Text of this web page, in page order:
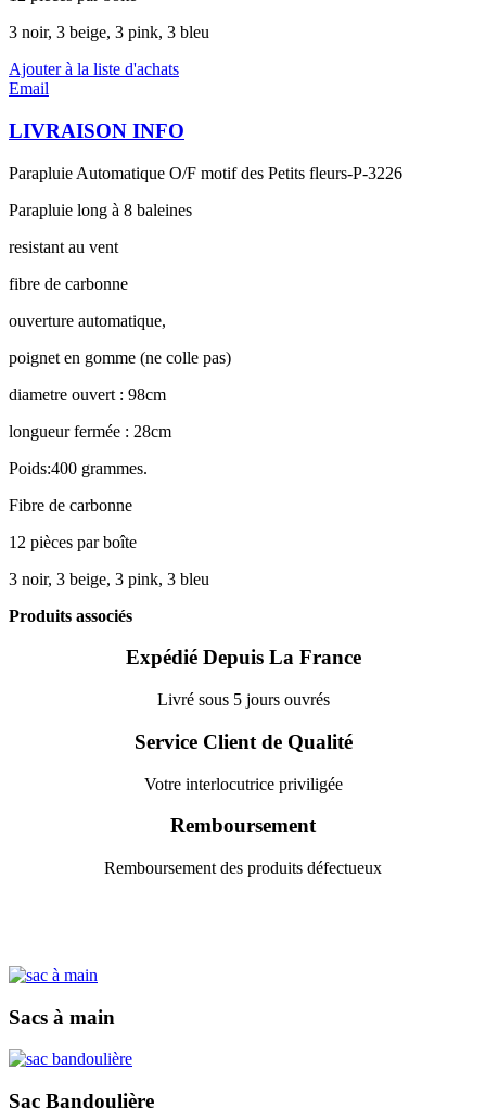
3 noir, 3 beige, 3 pink, 3 bleu
Ajouter à la liste d'achats
Email
LIVRAISON INFO
Parapluie Automatique O/F motif des Petits fleurs-P-3226
Parapluie long à 8 baleines
resistant au vent
fibre de carbonne
ouverture automatique,
poignet en gomme (ne colle pas)
diametre ouvert : 98cm
longueur fermée : 28cm
Poids:400 grammes.
Fibre de carbonne
12 pièces par boîte
3 noir, 3 beige, 3 pink, 3 bleu
Produits associés
Expédié Depuis La France
Livré sous 5 jours ouvrés
Service Client de Qualité
Votre interlocutrice priviligée
Remboursement
Remboursement des produits défectueux
Sacs à main
Sac Bandoulière